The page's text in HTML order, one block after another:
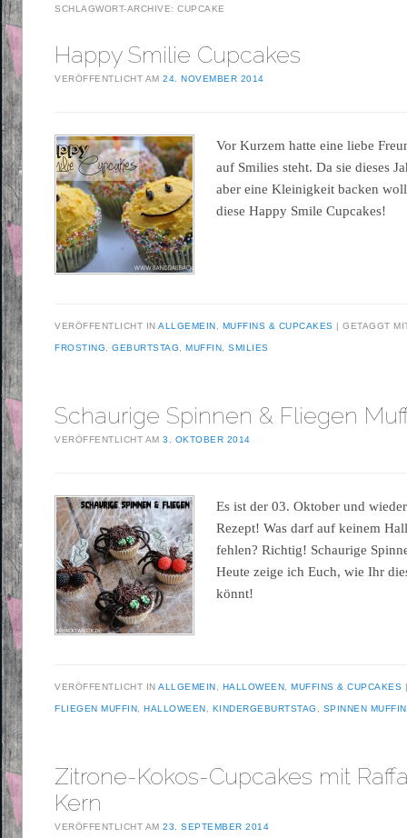
SCHLAGWORT-ARCHIVE:CUPCAKE
Happy Smilie Cupcakes
VERÖFFENTLICHT AM24. NOVEMBER 2014
Vor Kurzem hatte eine liebe
auf Smilies steht. Da sie dieses
aber eine Kleinigkeit backen
diese Happy Smile Cupcakes!
VERÖFFENTLICHT INALLGEMEIN MUFFINS & CUPCAKES GETAGGT
FROSTING ,GEBURTSTAG ,MUFFIN ,SMILIES
Schaurige Spinnen & Fliegen
VERÖFFENTLICHT AM3. OKTOBER 2014
Es ist der 03. Oktober und
Rezept! Was darf auf keinem
fehlen? Richtig! Schaurige
Heute zeige ich Euch, wie Ihr
könnt!
VERÖFFENTLICHT INALLGEMEIN HALLOWEEN ,MUFFINS & CUPCAKES
FLIEGEN MUFFIN ,HALLOWEEN KINDERGEBURTSTAG SPINNEN MUFFIN
Zitrone-Kokos-Cupcakes mit
Kern
VERÖFFENTLICHT AM23. SEPTEMBER 2014